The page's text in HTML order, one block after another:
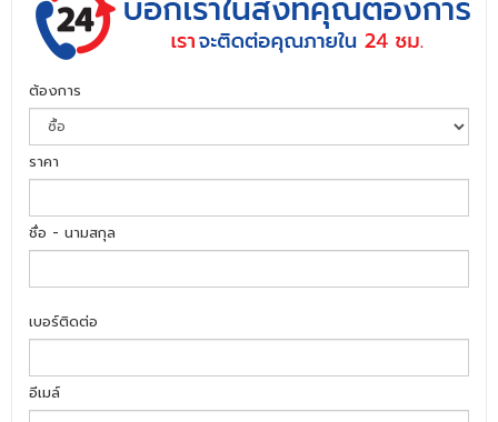
ต้องการ
ราคา
ชื่อ - นามสกุล
เบอร์ติดต่อ
อีเมล์